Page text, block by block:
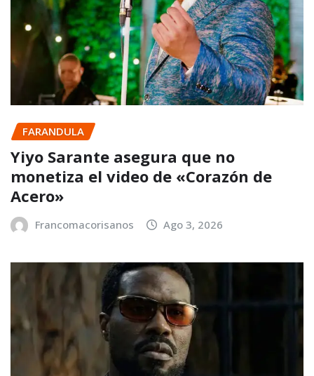
FARANDULA
Yiyo Sarante asegura que no
monetiza el video de «Corazón de
Acero»
Francomacorisanos Ago 3, 2026